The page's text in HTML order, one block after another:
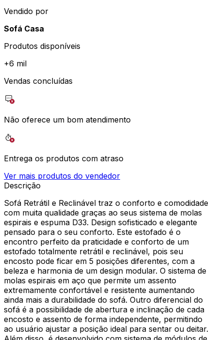
Vendido por
Sofá Casa
Produtos disponíveis
+6 mil
Vendas concluídas
Não oferece um bom atendimento
Entrega os produtos com atraso
Ver mais produtos do vendedor
Descrição
Sofá Retrátil e Reclinável traz o conforto e comodidade
com muita qualidade graças ao seus sistema de molas
espirais e espuma D33. Design sofisticado e elegante
pensado para o seu conforto. Este estofado é o
encontro perfeito da praticidade e conforto de um
estofado totalmente retrátil e reclinável, pois seu
encosto pode ficar em 5 posições diferentes, com a
beleza e harmonia de um design modular. O sistema de
molas espirais em aço que permite um assento
extremamente confortável e resistente aumentando
ainda mais a durabilidade do sofá. Outro diferencial do
sofá é a possibilidade de abertura e inclinação de cada
encosto e assento de forma independente, permitindo
ao usuário ajustar a posição ideal para sentar ou deitar.